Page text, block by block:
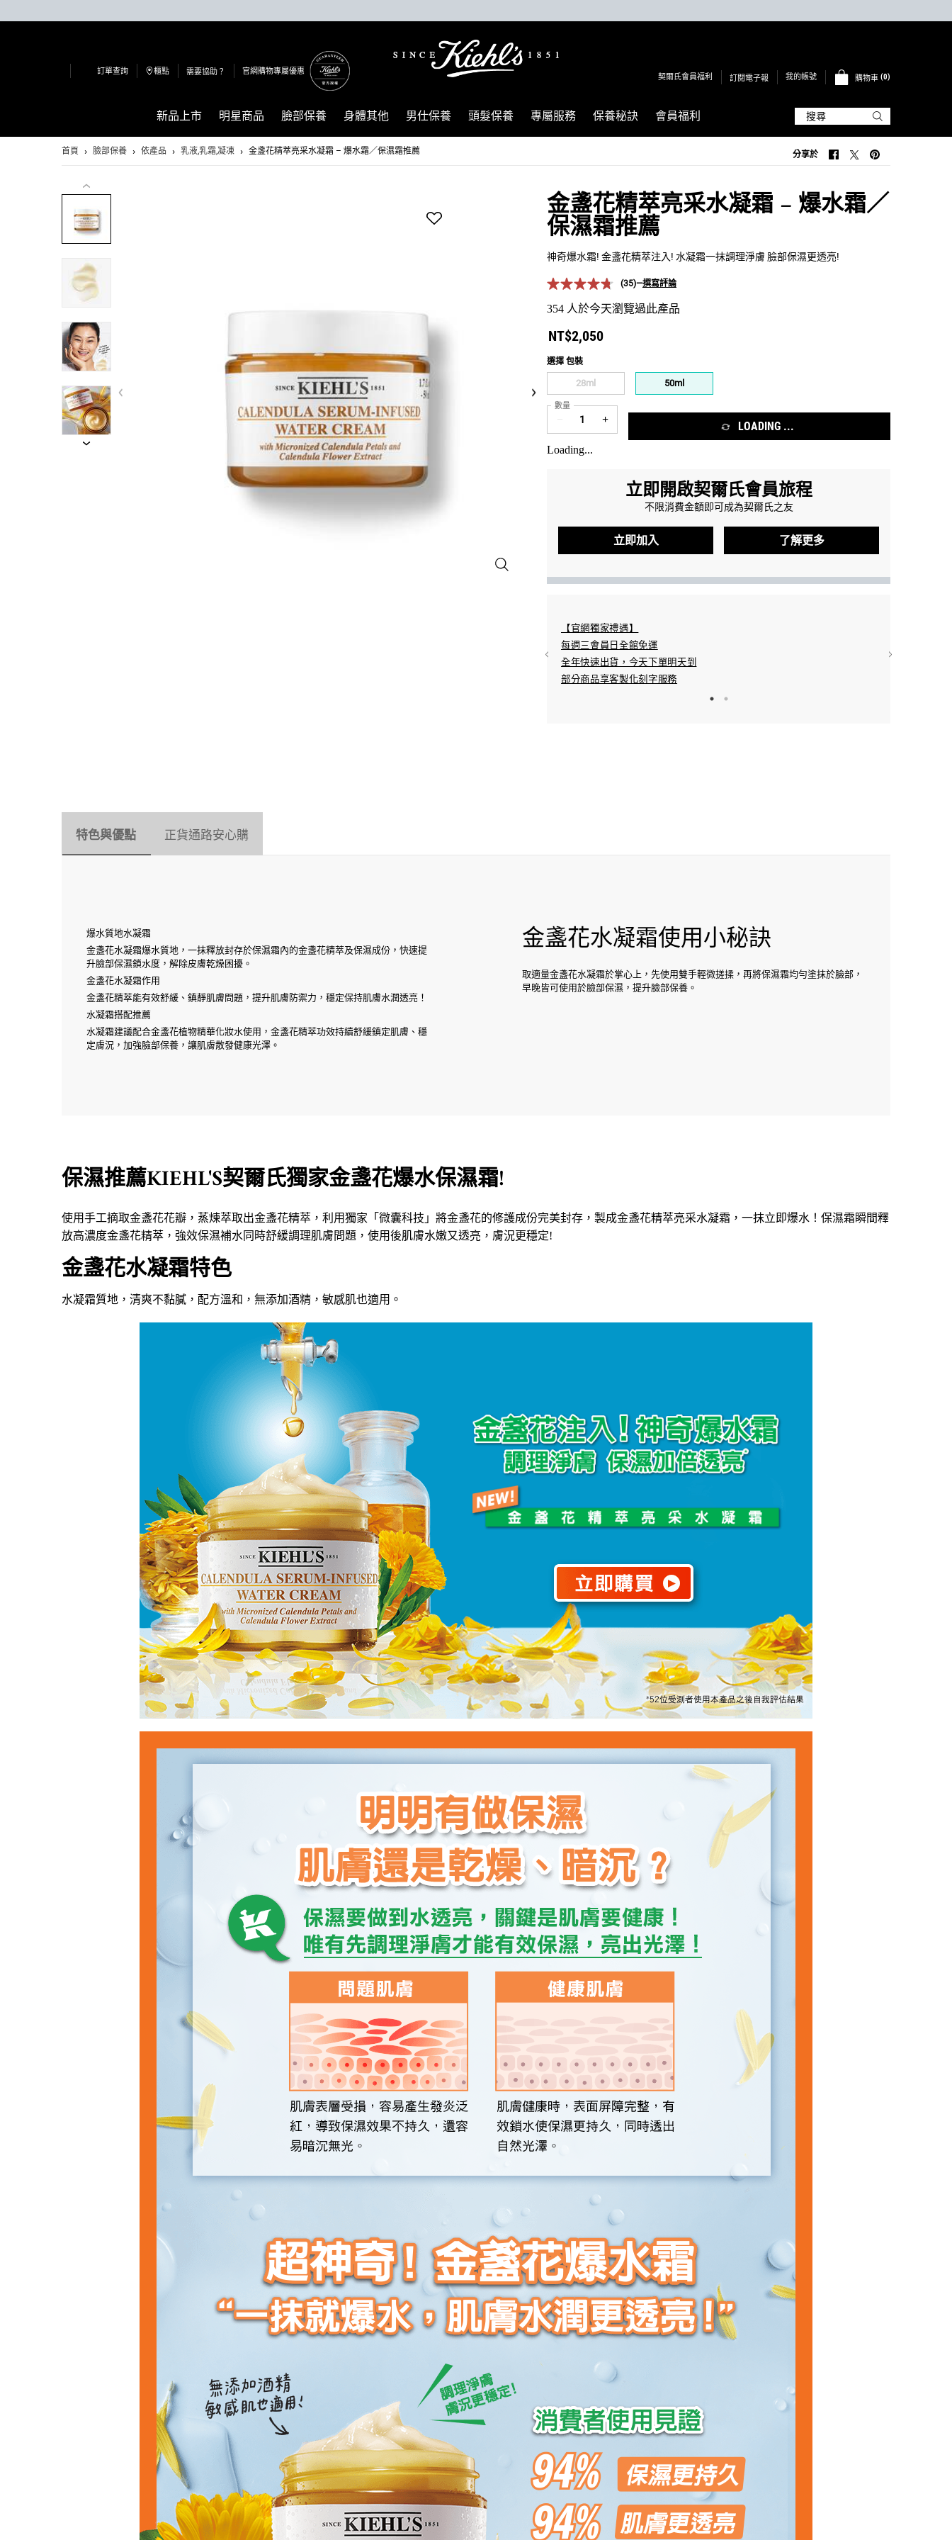
訂單查詢 櫃點 需要協助？ 官網購物專屬優惠
契爾氏會員福利 訂閱電子報 我的帳號 購物車 0
0 PRODUCT IN CART
新品上市 明星商品 臉部保養 身體其他 男仕保養 頭髮保養 專屬服務 保養秘訣 會員福利 搜尋
首頁 臉部保養 依產品 乳液,乳霜,凝凍 金盞花精萃亮采水凝霜 – 爆水霜／保濕霜推薦 分享於 分享於 FACEBOOK
分享於 TWITTER
分享於 PINTEREST
金盞花精萃亮采水凝霜 – 爆水霜／
保濕霜推薦
神奇爆水霜! 金盞花精萃注入! 水凝霜一抹調理淨膚 臉部保濕更透亮!
(35)—撰寫評論
354 人於今天瀏覽過此產品
金盞花精萃亮采水凝霜 – 爆水霜／保濕霜推薦 - 放大圖像
NT$2,050
選擇 包裝
Selected
The product variation is out of stock,
28ml, 1 of 2 Selected
50ml, 2 of 2
數量
+
LOADING ...
Loading...
立即開啟契爾氏會員旅程
不限消費金額即可成為契爾氏之友
立即加入 了解更多
【官網獨家禮遇】
每週三會員日全館免運
全年快速出貨，今天下單明天到​
部分商品享客製化刻字服務​
特色與優點 正貨通路安心購
爆水質地水凝霜
金盞花水凝霜爆水質地，一抹釋放封存於保濕霜內的金盞花精萃及保濕成份，快速提
升臉部保濕鎖水度，解除皮膚乾燥困擾。
金盞花水凝霜作用
金盞花精萃能有效舒緩、鎮靜肌膚問題，提升肌膚防禦力，穩定保持肌膚水潤透亮！
水凝霜搭配推薦
水凝霜建議配合金盞花植物精華化妝水使用，金盞花精萃功效持續舒緩鎮定肌膚、穩
定膚況，加強臉部保養，讓肌膚散發健康光澤。
金盞花水凝霜使用小秘訣
取適量金盞花水凝霜於掌心上，先使用雙手輕微搓揉，再將保濕霜均勻塗抹於臉部，
早晚皆可使用於臉部保濕，提升臉部保養。
201903 金盞花精萃亮采水凝霜
保濕推薦KIEHL'S契爾氏獨家金盞花爆水保濕霜!
使用手工摘取金盞花花瓣，蒸煉萃取出金盞花精萃，利用獨家「微囊科技」將金盞花的修護成份完美封存，製成金盞花精萃亮采水凝霜，一抹立即爆水！保濕霜瞬間釋
放高濃度金盞花精萃，強效保濕補水同時舒緩調理肌膚問題，使用後肌膚水嫩又透亮，膚況更穩定!
金盞花水凝霜特色
水凝霜質地，清爽不黏膩，配方溫和，無添加酒精，敏感肌也適用。